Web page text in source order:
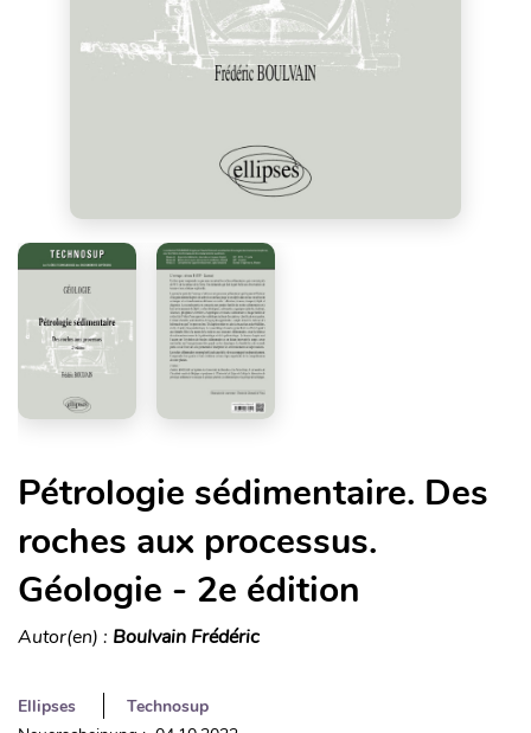
Pétrologie sédimentaire. Des
roches aux processus.
Géologie - 2e édition
Autor(en) : Boulvain Frédéric
Ellipses
Technosup